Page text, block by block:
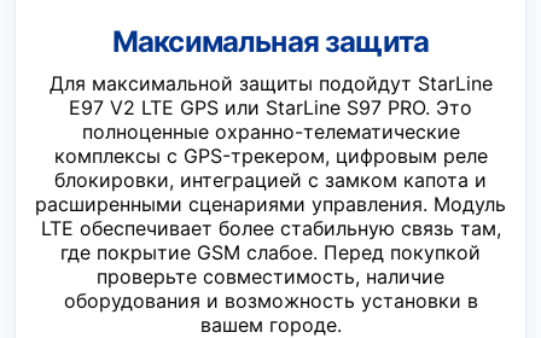
Максимальная защита
Для максимальной защиты подойдут StarLine
E97 V2 LTE GPS или StarLine S97 PRO. Это
полноценные охранно-телематические
комплексы с GPS-трекером, цифровым реле
блокировки, интеграцией с замком капота и
расширенными сценариями управления. Модуль
LTE обеспечивает более стабильную связь там,
где покрытие GSM слабое. Перед покупкой
проверьте совместимость, наличие
оборудования и возможность установки в
вашем городе.